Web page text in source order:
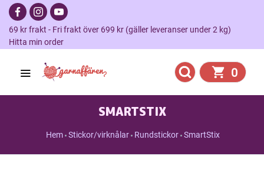
69 kr frakt - Fri frakt över 699 kr (gäller leveranser under 2 kg)
Hitta min order
0
SMARTSTIX
Hem Stickor/virknålar Rundstickor SmartStix